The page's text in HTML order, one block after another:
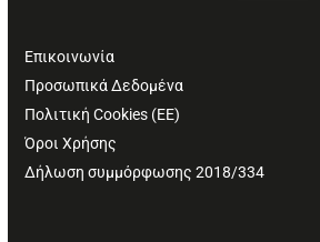
Επικοινωνία
Προσωπικά Δεδομένα
Πολιτική Cookies (ΕΕ)
Όροι Χρήσης
Δήλωση συμμόρφωσης 2018/334